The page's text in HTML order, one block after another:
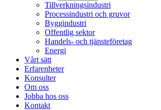
Tillverkningsindustri
Processindustri och gruvor
Byggindustri
Offentlig sektor
Handels- och tjänsteföretag
Energi
Vårt sätt
Erfarenheter
Konsulter
Om oss
Jobba hos oss
Kontakt